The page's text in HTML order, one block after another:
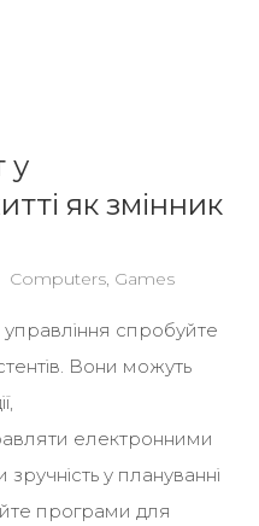
у
як змінник
Computers, Games
управління спробуйте
Вони можуть
електронними
у плануванні
програми для